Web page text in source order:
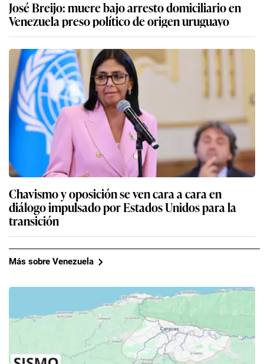
José Breijo: muere bajo arresto domiciliario en
Venezuela preso político de origen uruguayo
Chavismo y oposición se ven cara a cara en
diálogo impulsado por Estados Unidos para la
transición
Más sobre Venezuela